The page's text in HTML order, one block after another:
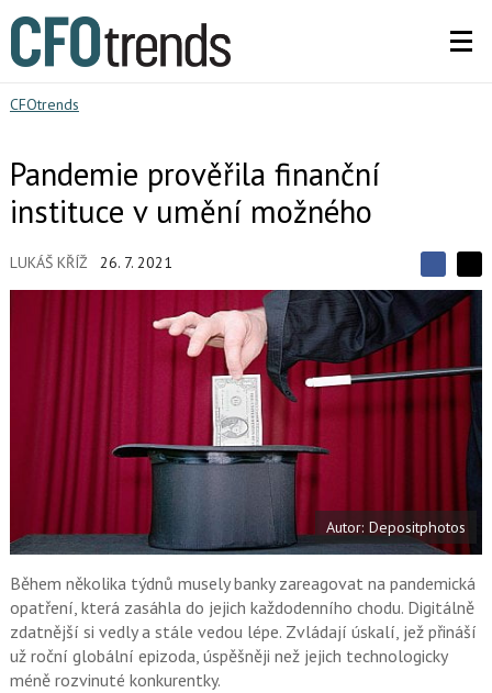
CFOtrends
Pandemie prověřila finanční
instituce v umění možného
LUKÁŠ KŘÍŽ 26. 7. 2021
S
d
í
e
t
S
t
b
o
o
k
d
j
a
Autor: Depositphotos
Během několika týdnů musely banky zareagovat na pandemická
opatření, která zasáhla do jejich každodenního chodu. Digitálně
zdatnější si vedly a stále vedou lépe. Zvládají úskalí, jež přináší
už roční globální epizoda, úspěšněji než jejich technologicky
méně rozvinuté konkurentky.